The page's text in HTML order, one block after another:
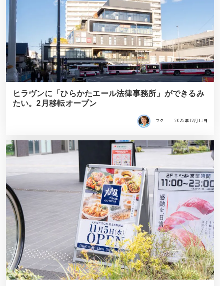
ヒラヴンに「ひらかたエール法律事務所」ができるみ
たい。2月移転オープン
フク 2025年12月11日